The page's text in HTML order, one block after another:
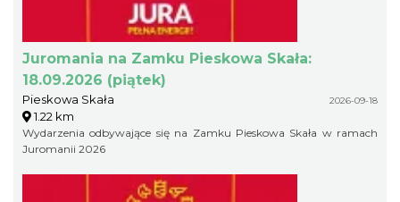
Juromania na Zamku Pieskowa Skała:
18.09.2026 (piątek)
Pieskowa Skała 2026-09-18
1.22 km
Wydarzenia odbywające się na Zamku Pieskowa Skała w ramach
Juromanii 2026